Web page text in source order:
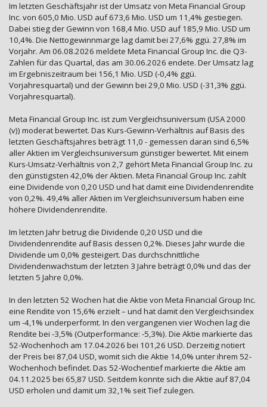
Im letzten Geschäftsjahr ist der Umsatz von Meta Financial Group
Inc. von 605,0 Mio. USD auf 673,6 Mio. USD um 11,4% gestiegen.
Dabei stieg der Gewinn von 168,4 Mio. USD auf 185,9 Mio. USD um
10,4%. Die Nettogewinnmarge lag damit bei 27,6% ggü. 27,8% im
Vorjahr. Am 06.08.2026 meldete Meta Financial Group Inc. die Q3-
Zahlen für das Quartal, das am 30.06.2026 endete. Der Umsatz lag
im Ergebniszeitraum bei 156,1 Mio. USD (-0,4% ggü.
Vorjahresquartal) und der Gewinn bei 29,0 Mio. USD (-31,3% ggü.
Vorjahresquartal).
Meta Financial Group Inc. ist zum Vergleichsuniversum (USA 2000
(v)) moderat bewertet. Das Kurs-Gewinn-Verhältnis auf Basis des
letzten Geschäftsjahres beträgt 11,0 - gemessen daran sind 6,5%
aller Aktien im Vergleichsuniversum günstiger bewertet. Mit einem
Kurs-Umsatz-Verhältnis von 2,7 gehört Meta Financial Group Inc. zu
den günstigsten 42,0% der Aktien. Meta Financial Group Inc. zahlt
eine Dividende von 0,20 USD und hat damit eine Dividendenrendite
von 0,2%. 49,4% aller Aktien im Vergleichsuniversum haben eine
höhere Dividendenrendite.
Im letzten Jahr betrug die Dividende 0,20 USD und die
Dividendenrendite auf Basis dessen 0,2%. Dieses Jahr wurde die
Dividende um 0,0% gesteigert. Das durchschnittliche
Dividendenwachstum der letzten 3 Jahre beträgt 0,0% und das der
letzten 5 Jahre 0,0%.
In den letzten 52 Wochen hat die Aktie von Meta Financial Group Inc.
eine Rendite von 15,6% erzielt – und hat damit den Vergleichsindex
um -4,1% underperformt. In den vergangenen vier Wochen lag die
Rendite bei -3,5% (Outperformance: -5,3%). Die Aktie markierte das
52-Wochenhoch am 17.04.2026 bei 101,26 USD. Derzeitig notiert
der Preis bei 87,04 USD, womit sich die Aktie 14,0% unter ihrem 52-
Wochenhoch befindet. Das 52-Wochentief markierte die Aktie am
04.11.2025 bei 65,87 USD. Seitdem konnte sich die Aktie auf 87,04
USD erholen und damit um 32,1% seit Tief zulegen.